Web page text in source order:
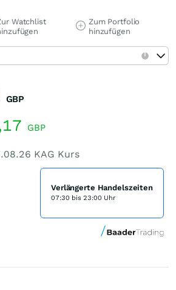
Watchlist
Zum Portfolio
hinzufügen
GBP
GBP
KAG Kurs
Verlängerte Handelszeiten
07:30 bis 23:00 Uhr